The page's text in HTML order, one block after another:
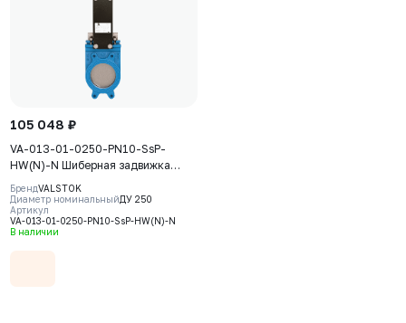
105 048 ₽
VA-013-01-0250-PN10-SsP-
HW(N)-N Шиберная задвижка
Valstok, серия VA, DN0250, PN10,
штурвал, невыдвижной шток,
корпус GJS-400-15 (GGG40), нож
AISI304, седловое уплотнение
БрендVALSTOK
Диаметр номинальныйДУ 250
Артикул
VA-013-01-0250-PN10-SsP-HW(N)-N
В наличии